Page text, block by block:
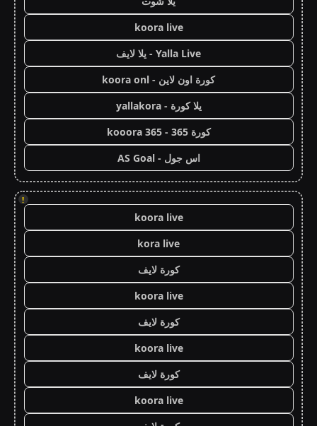
koora live
Yalla Live - يلا لايف
كورة اون لاين - koora onl
يلا كورة - yallakora
كورة 365 - kooora 365
اس جول - AS Goal
!
koora live
kora live
كورة لايف
koora live
كورة لايف
koora live
كورة لايف
koora live